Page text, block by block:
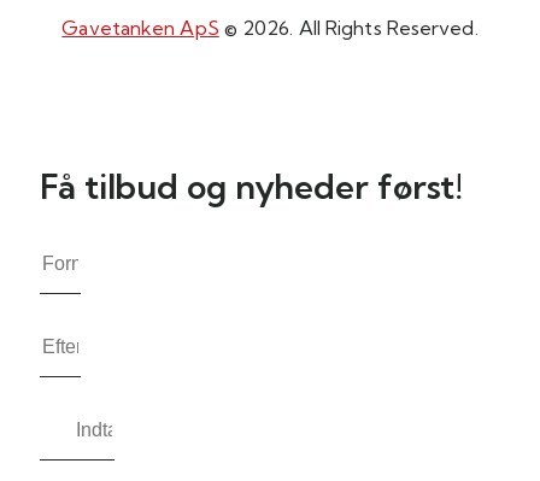
Gavetanken ApS © 2026. All Rights Reserved.
Få tilbud og nyheder først!